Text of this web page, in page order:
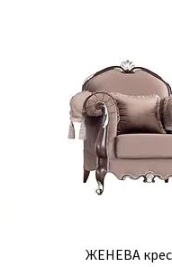
Быстрый
ЖЕНЕВА